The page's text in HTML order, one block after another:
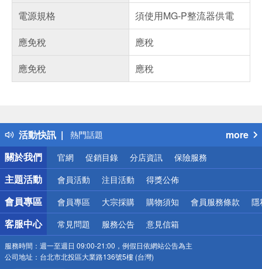
電源規格
須使用MG-P整流器供電
應免稅
應稅
應免稅
應稅
活動快訊
得獎公告
熱門話題
銀行優惠
偏遠地區配送
詐騙網頁！請小心！
more
關於我們
官網 促銷目錄 分店資訊 保險服務
主題活動 會員活動 注目活動 得獎公佈
會員專區 會員專區 大宗採購 購物須知 會員服務條款 隱
客服中心 常見問題 服務公告 意見信箱
服務時間： 週一至週日 09:00-21:00，例假日依網站公告為主
公司地址： 台北市北投區大業路136號5樓 (台灣)